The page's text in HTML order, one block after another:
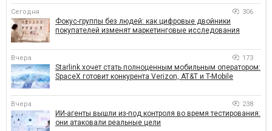
Сегодня 306
Фокус-группы без людей: как цифровые двойники
покупателей изменят маркетинговые исследования
Вчера 173
Starlink хочет стать полноценным мобильным оператором:
SpaceX готовит конкурента Verizon, AT&T и T-Mobile
Вчера 238
ИИ-агенты вышли из-под контроля во время тестирования:
они атаковали реальные цели